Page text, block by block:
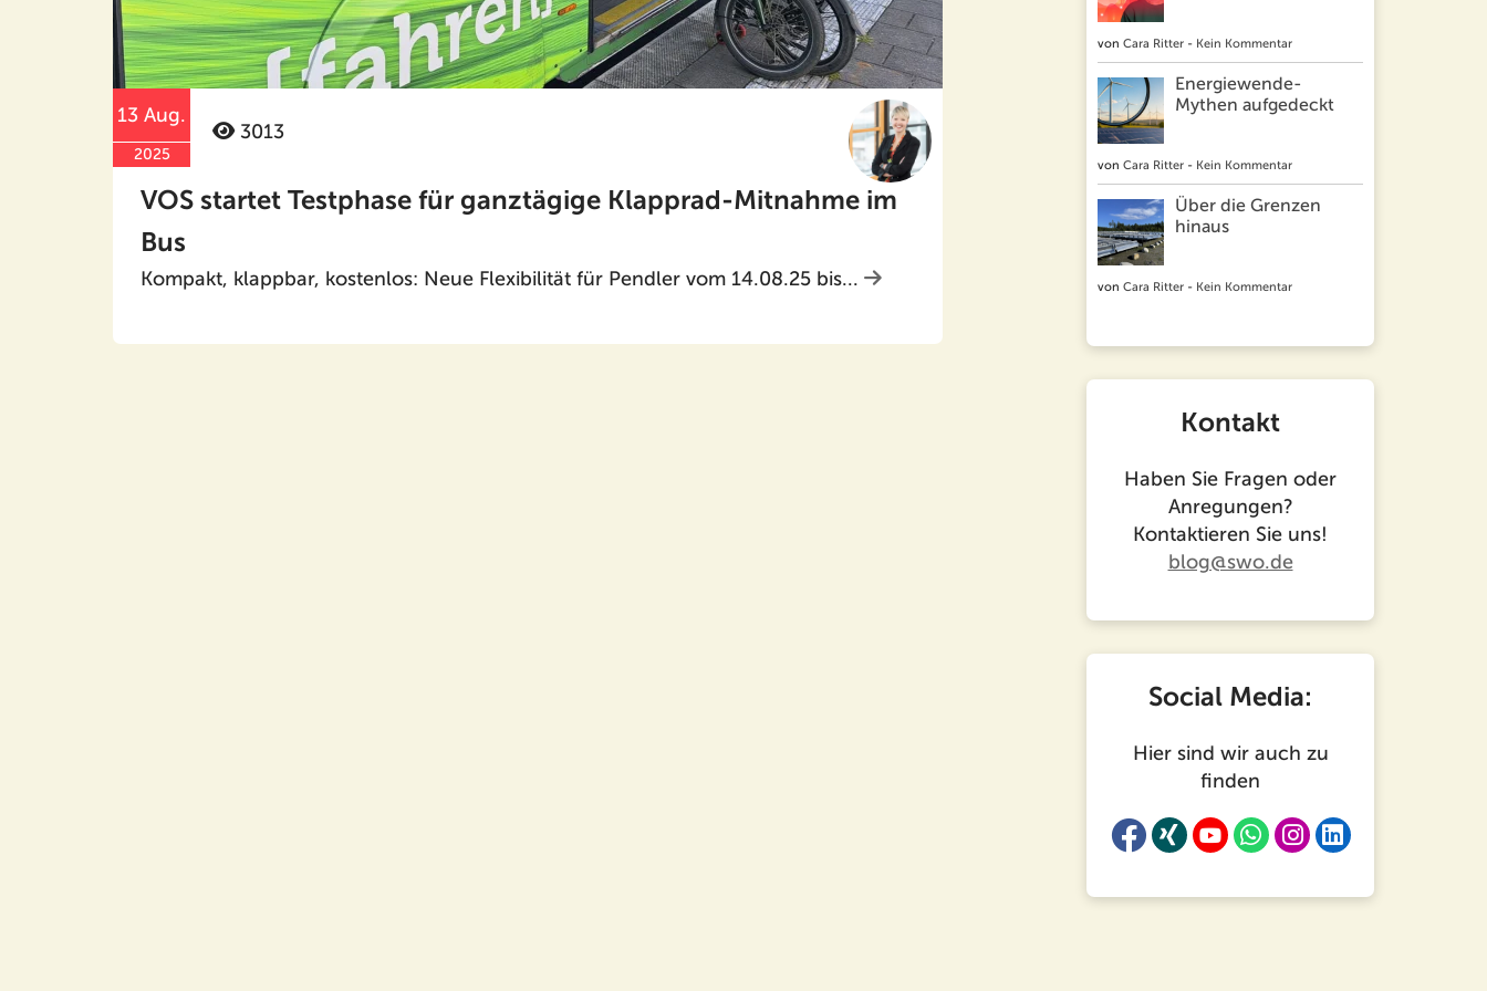
13 Aug.
2025
3013
VOS startet Testphase für ganztägige Klapprad-Mitnahme im
Bus
Kompakt, klappbar, kostenlos: Neue Flexibilität für Pendler vom 14.08.25 bis...
von Cara Ritter - Kein Kommentar
Energiewende-
Mythen aufgedeckt
von Cara Ritter - Kein Kommentar
Über die Grenzen
hinaus
von Cara Ritter - Kein Kommentar
Kontakt
Haben Sie Fragen oder
Anregungen?
Kontaktieren Sie uns!
blog@swo.de
Social Media:
Hier sind wir auch zu
finden